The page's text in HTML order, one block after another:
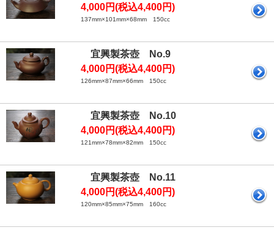
4,000円(税込4,400円)
137mm×101mm×68mm 150cc
宜興製茶壺 No.9
4,000円(税込4,400円)
126mm×87mm×66mm 150cc
宜興製茶壺 No.10
4,000円(税込4,400円)
121mm×78mm×82mm 150cc
宜興製茶壺 No.11
4,000円(税込4,400円)
120mm×85mm×75mm 160cc